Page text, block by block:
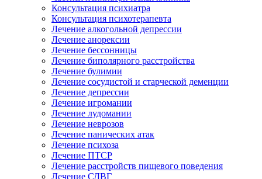
Консультация психиатра
Консультация психотерапевта
Лечение алкогольной депрессии
Лечение анорексии
Лечение бессонницы
Лечение биполярного расстройства
Лечение булимии
Лечение сосудистой и старческой деменции
Лечение депрессии
Лечение игромании
Лечение лудомании
Лечение неврозов
Лечение панических атак
Лечение психоза
Лечение ПТСР
Лечение расстройств пищевого поведения
Лечение СДВГ